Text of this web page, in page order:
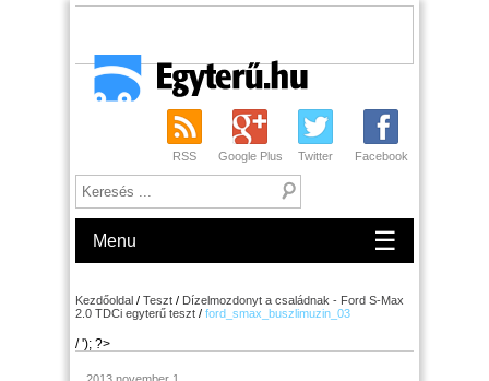
RSS Google Plus Twitter Facebook
Menu ☰
Kezdőoldal / Teszt / Dízelmozdonyt a családnak - Ford S-Max
2.0 TDCi egyterű teszt / ford_smax_buszlimuzin_03
/ '); ?>